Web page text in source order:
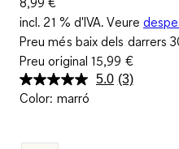
incl. 21 % d'IVA. Veure
Preu més baix dels darrers
Preu original15,99 €
5.0 Llegeix
(3)
Color: marró